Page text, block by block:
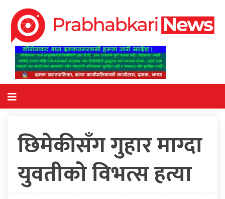
छिमेकीसँग गुहार माग्दा
युवतीको विभत्स हत्या